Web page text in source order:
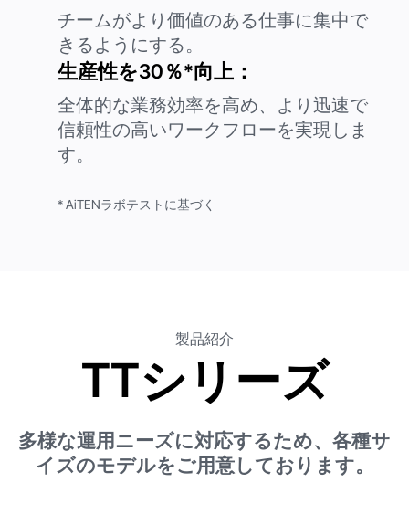
チームがより価値のある仕事に集中で
きるようにする。
生産性を30％*向上：
全体的な業務効率を高め、より迅速で
信頼性の高いワークフローを実現しま
す。
* AiTENラボテストに基づく
製品紹介
TTシリーズ
多様な運用ニーズに対応するため、各種サ
イズのモデルをご用意しております。